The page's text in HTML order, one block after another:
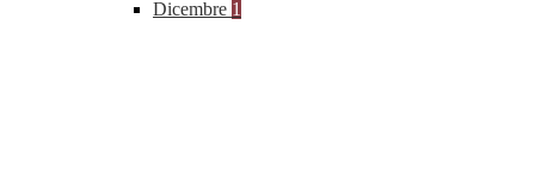
Dicembre 1